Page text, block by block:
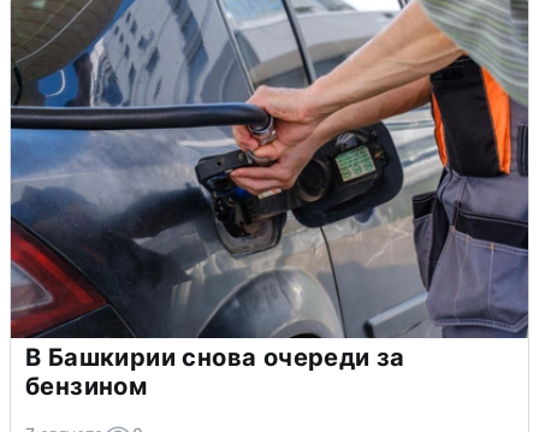
В Башкирии снова очереди за
бензином